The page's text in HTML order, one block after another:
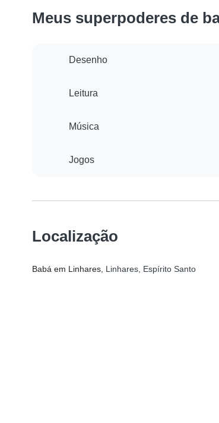
Meus superpoderes de
Desenho
Leitura
Música
Jogos
Localização
Babá em Linhares, Linhares, Espírito Santo